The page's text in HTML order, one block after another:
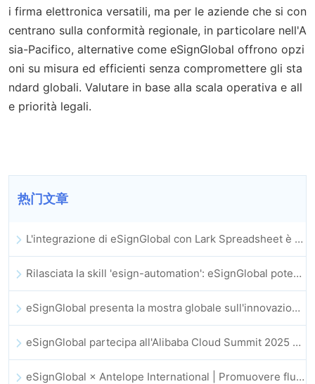
i firma elettronica versatili, ma per le aziende che si con
centrano sulla conformità regionale, in particolare nell'A
sia-Pacifico, alternative come eSignGlobal offrono opzi
oni su misura ed efficienti senza compromettere gli sta
ndard globali. Valutare in base alla scala operativa e all
e priorità legali.
热门文章
L'integrazione di eSignGlobal con Lark Spreadsheet è ufficialmente online: firma e archiviazione automatica completa dei contratti elettronici
Rilasciata la skill 'esign-automation': eSignGlobal potenzia OpenClaw con firme elettroniche automatizzate
eSignGlobal presenta la mostra globale sull'innovazione GIS 2025
eSignGlobal partecipa all'Alibaba Cloud Summit 2025 di Hong Kong, promuovendo l'innovazione cloud guidata dall'IA e la fiducia digitale
eSignGlobal × Antelope International | Promuovere flussi di lavoro digitali sicuri e guidati dall’IA